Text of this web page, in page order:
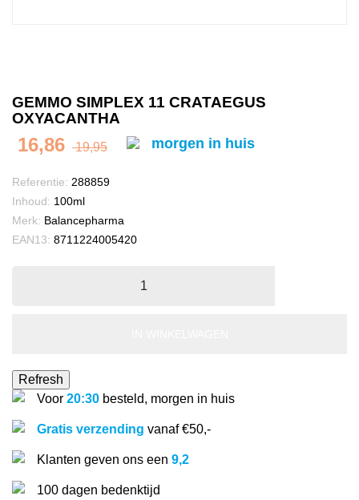
GEMMO SIMPLEX 11 CRATAEGUS
OXYACANTHA
16,86 19,95 morgen in huis
Referentie: 288859
Inhoud: 100ml
Merk: Balancepharma
EAN13: 8711224005420
Voor 20:30 besteld, morgen in huis
Gratis verzending vanaf €50,-
Klanten geven ons een 9,2
100 dagen bedenktijd